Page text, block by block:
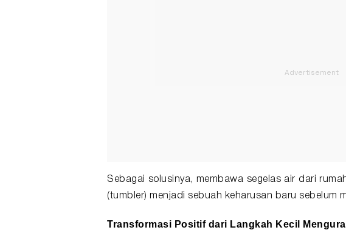
Sebagai solusinya, membawa segelas air dari
(tumbler) menjadi sebuah keharusan baru sebelum
Transformasi Positif dari Langkah Kecil